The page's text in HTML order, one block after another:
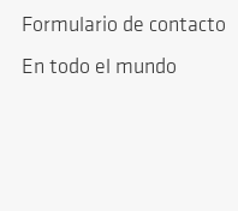
Formulario de contacto
En todo el mundo